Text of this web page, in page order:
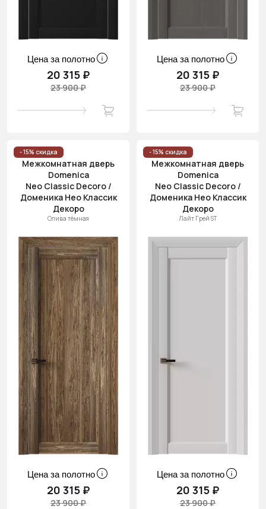
Цена за полотно
20 315 ₽
23 900 ₽
Цена за полотно
20 315 ₽
23 900 ₽
- 15% скидка
Межкомнатная дверь
Domenica
Neo Classic Decoro /
Доменика Нео Классик
Декоро
Олива тёмная
Цена за полотно
20 315 ₽
23 900 ₽
- 15% скидка
Межкомнатная дверь
Domenica
Neo Classic Decoro /
Доменика Нео Классик
Декоро
Лайт Грей ST
Цена за полотно
20 315 ₽
23 900 ₽